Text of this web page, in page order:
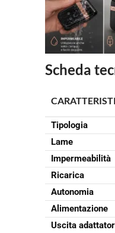
Scheda
Tipologia
Lame
Impermeabilità
Ricarica
Autonomia
Alimentazione
Uscita